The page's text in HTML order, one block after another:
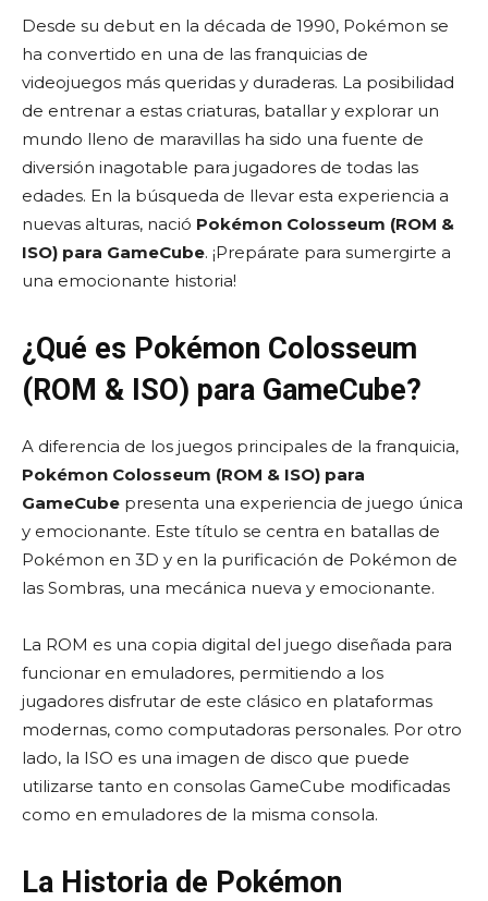
Desde su debut en la década de 1990, Pokémon se
ha convertido en una de las franquicias de
videojuegos más queridas y duraderas. La posibilidad
de entrenar a estas criaturas, batallar y explorar un
mundo lleno de maravillas ha sido una fuente de
diversión inagotable para jugadores de todas las
edades. En la búsqueda de llevar esta experiencia a
nuevas alturas, nació Pokémon Colosseum (ROM &
ISO) para GameCube. ¡Prepárate para sumergirte a
una emocionante historia!
¿Qué es Pokémon Colosseum
(ROM & ISO) para GameCube?
A diferencia de los juegos principales de la franquicia,
Pokémon Colosseum (ROM & ISO) para
GameCube presenta una experiencia de juego única
y emocionante. Este título se centra en batallas de
Pokémon en 3D y en la purificación de Pokémon de
las Sombras, una mecánica nueva y emocionante.
La ROM es una copia digital del juego diseñada para
funcionar en emuladores, permitiendo a los
jugadores disfrutar de este clásico en plataformas
modernas, como computadoras personales. Por otro
lado, la ISO es una imagen de disco que puede
utilizarse tanto en consolas GameCube modificadas
como en emuladores de la misma consola.
La Historia de Pokémon